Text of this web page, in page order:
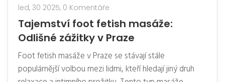
led, 30 2025, 0 Komentáře
Tajemství foot fetish masáže:
Odlišné zážitky v Praze
Foot fetish masáže v Praze se stávají stále
populárnější volbou mezi lidmi, kteří hledají jiný druh